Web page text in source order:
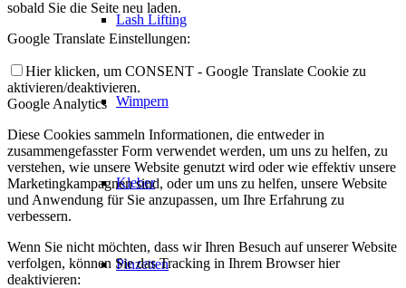
Lash Lifting
Wimpern
Kleber
Pinzetten
sobald Sie die Seite neu laden.
Google Translate Einstellungen:
Hier klicken, um CONSENT - Google Translate Cookie zu
aktivieren/deaktivieren.
Google Analytics
Diese Cookies sammeln Informationen, die entweder in
zusammengefasster Form verwendet werden, um uns zu helfen, zu
verstehen, wie unsere Website genutzt wird oder wie effektiv unsere
Marketingkampagnen sind, oder um uns zu helfen, unsere Website
und Anwendung für Sie anzupassen, um Ihre Erfahrung zu
verbessern.
Wenn Sie nicht möchten, dass wir Ihren Besuch auf unserer Website
verfolgen, können Sie das Tracking in Ihrem Browser hier
deaktivieren: